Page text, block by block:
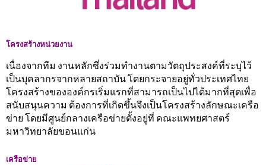
โครงสร้างหน่วยงาน
เนื่องจากทีม งานหลักซึ่งร่วมทำงานตามวัตถุประสงค์ที่ระบุไว้
เป็นบุคลากรจากหลายสถาบัน โดยกระจายอยู่ทั่วประเทศไทย
โครงสร้างขององค์กรเริ่มแรกที่สามารถเป็นไปได้มากที่สุดเพื่อ
สนับสนุนความ ต้องการที่เกิดขึ้นจึงเป็นโครงสร้างลักษณะเครือ
ข่าย โดยมีศูนย์กลางเครือข่ายตั้งอยู่ที่ คณะแพทยศาสตร์
มหาวิทยาลัยขอนแก่น
เครือข่าย